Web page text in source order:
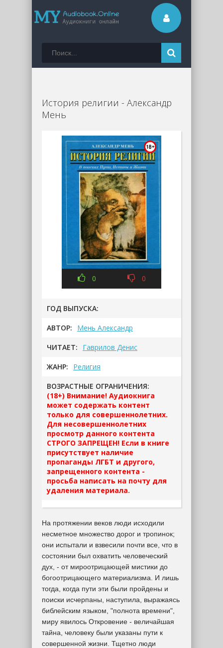
История религии - Александр
Мень
0 0
ГОД ВЫПУСКА:
АВТОР: Мень Александр
ЧИТАЕТ: Гаврилов Денис
ЖАНР: Религия
ВОЗРАСТНЫЕ ОГРАНИЧЕНИЯ:
(18+) Внимание! Аудиокнига
может содержать контент
только для совершеннолетних.
Для несовершеннолетних
просмотр данного контента
СТРОГО ЗАПРЕЩЕН! Если в книге
присутствует наличие
пропаганды ЛГБТ и другого,
запрещенного контента -
просьба написать на почту для
удаления материала.
На протяжении веков люди исходили
несметное множество дорог и тропинок;
они испытали и взвесили почти все, что в
состоянии был охватить человеческий
дух, - от мироотрицающей мистики до
богоотрицающего материализма. И лишь
тогда, когда пути эти были пройдены и
поиски исчерпаны, наступила, выражаясь
библейским языком, "полнота времени",
миру явилось Откровение - величайшая
тайна, человеку были указаны пути к
совершенной жизни. Тщетно люди